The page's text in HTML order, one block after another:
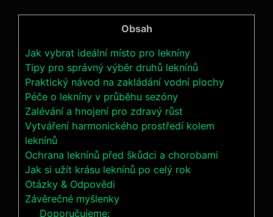
Obsah
Jak vybrat ideální místo pro lekníny
Tipy pro správný výběr druhů leknínů
Praktický návod na zakládání vodní plochy
Péče o lekníny v průběhu sezóny
Zalévání a hnojení pro zdravý růst
Vytváření harmonického prostředí kolem
leknínů
Ochrana leknínů před škůdci a chorobami
Jak si užít krásu leknínů po celý rok
Otázky & Odpovědi
Závěrečné myšlenky
Doporučujeme: